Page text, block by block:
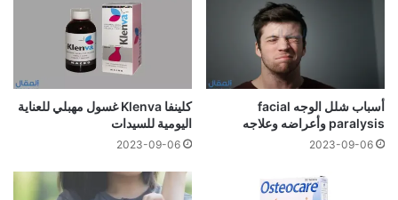
أسباب شلل الوجه facial
paralysis وأعراضه وعلاجه
2023-09-06
كلينفا Klenva غسول مهبلي للعناية
اليومية للسيدات
2023-09-06